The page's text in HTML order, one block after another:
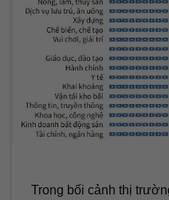
Trong bối cảnh thị